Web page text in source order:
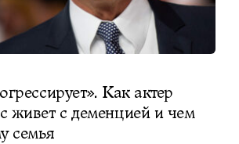
Как актер
живет с деменцией и чем
семья